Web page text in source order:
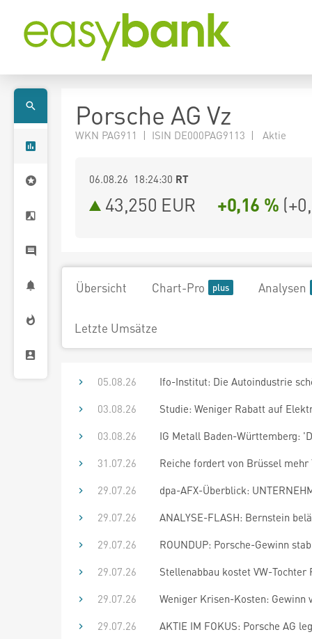
Porsche AG Vz
WKN PAG911 | ISIN DE000PAG9113 | Aktie
06.08.26 18:24:30 RT
43,250 EUR +0,16 % (
Übersicht Chart-Pro Analysen
Letzte Umsätze
05.08.26
Ifo-Institut: Die Autoindustrie
03.08.26
Studie: Weniger Rabatt auf
03.08.26
IG Metall Baden-Württemberg:
31.07.26
Reiche fordert von Brüssel
29.07.26
dpa-AFX-Überblick:
29.07.26
ANALYSE-FLASH: Bernstein
29.07.26
ROUNDUP: Porsche-Gewinn
29.07.26
Stellenabbau kostet VW-
29.07.26
Weniger Krisen-Kosten: Gewinn
29.07.26
AKTIE IM FOKUS: Porsche AG